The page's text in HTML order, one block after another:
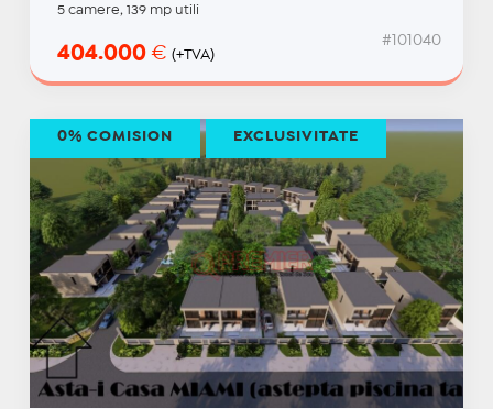
5 camere, 139 mp utili
404.000 € (+TVA)
#101040
0% COMISION EXCLUSIVITATE